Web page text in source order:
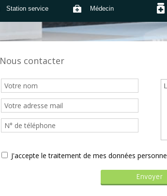
Station service Médecin
Nous contacter
J'accepte le traitement de mes données